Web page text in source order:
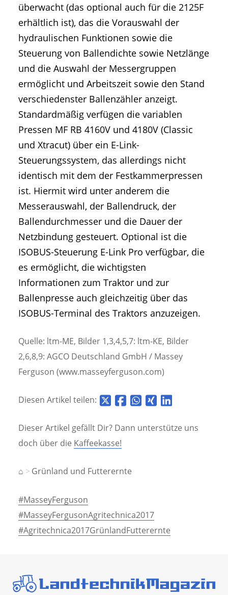
überwacht (das optional auch für die 2125F
erhältlich ist), das die Vorauswahl der
hydraulischen Funktionen sowie die
Steuerung von Ballendichte sowie Netzlänge
und die Auswahl der Messergruppen
ermöglicht und Arbeitszeit sowie den Stand
verschiedenster Ballenzähler anzeigt.
Standardmäßig verfügen die variablen
Pressen MF RB 4160V und 4180V (Classic
und Xtracut) über ein E-Link-
Steuerungssystem, das allerdings nicht
identisch mit dem der Festkammerpressen
ist. Hiermit wird unter anderem die
Messerauswahl, der Ballendruck, der
Ballendurchmesser und die Dauer der
Netzbindung gesteuert. Optional ist die
ISOBUS-Steuerung E-Link Pro verfügbar, die
es ermöglicht, die wichtigsten
Informationen zum Traktor und zur
Ballenpresse auch gleichzeitig über das
ISOBUS-Terminal des Traktors anzuzeigen.
Quelle: ltm-ME, Bilder 1,3,4,5,7: ltm-KE, Bilder
2,6,8,9: AGCO Deutschland GmbH / Massey
Ferguson (www.masseyferguson.com)
Diesen Artikel teilen:
Dieser Artikel gefällt Dir? Dann unterstütze uns
doch über die Kaffeekasse!
⌂ Grünland und Futterernte
#MasseyFerguson
#MasseyFergusonAgritechnica2017
#Agritechnica2017GrünlandFutterernte